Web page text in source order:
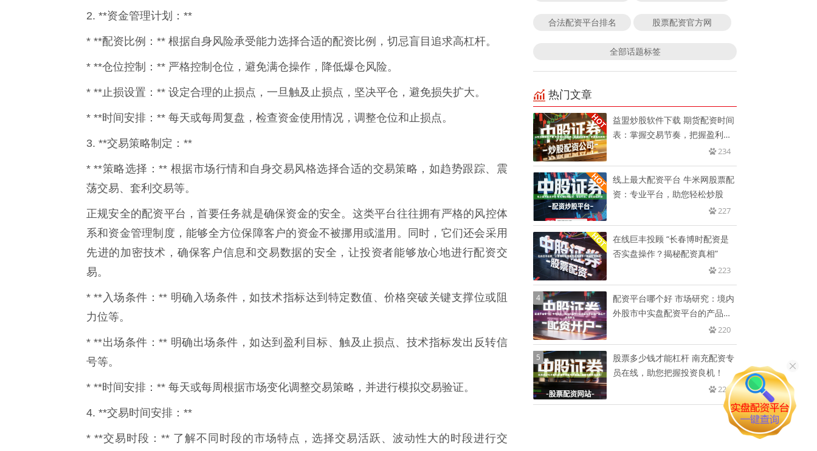
2. **资金管理计划：**
* **配资比例：** 根据自身风险承受能力选择合适的配资比例，切忌盲目追求高杠杆。
* **仓位控制：** 严格控制仓位，避免满仓操作，降低爆仓风险。
* **止损设置：** 设定合理的止损点，一旦触及止损点，坚决平仓，避免损失扩大。
* **时间安排：** 每天或每周复盘，检查资金使用情况，调整仓位和止损点。
3. **交易策略制定：**
* **策略选择：** 根据市场行情和自身交易风格选择合适的交易策略，如趋势跟踪、震
荡交易、套利交易等。
正规安全的配资平台，首要任务就是确保资金的安全。这类平台往往拥有严格的风控体
系和资金管理制度，能够全方位保障客户的资金不被挪用或滥用。同时，它们还会采用
先进的加密技术，确保客户信息和交易数据的安全，让投资者能够放心地进行配资交
易。
* **入场条件：** 明确入场条件，如技术指标达到特定数值、价格突破关键支撑位或阻
力位等。
* **出场条件：** 明确出场条件，如达到盈利目标、触及止损点、技术指标发出反转信
号等。
* **时间安排：** 每天或每周根据市场变化调整交易策略，并进行模拟交易验证。
4. **交易时间安排：**
* **交易时段：** 了解不同时段的市场特点，选择交易活跃、波动性大的时段进行交
合法配资平台排名 股票配资官方网
全部话题标签
热门文章
益盟炒股软件下载 期货配资时间
表：掌握交易节奏，把握盈利先
234
线上最大配资平台 牛米网股票配
资：专业平台，助您轻松炒股
227
在线巨丰投顾 “长春博时配资是
否实盘操作？揭秘配资真相”
223
4
配资平台哪个好 市场研究：境内
外股市中实盘配资平台的产品设
220
5
股票多少钱才能杠杆 南充配资专
员在线，助您把握投资良机！
220